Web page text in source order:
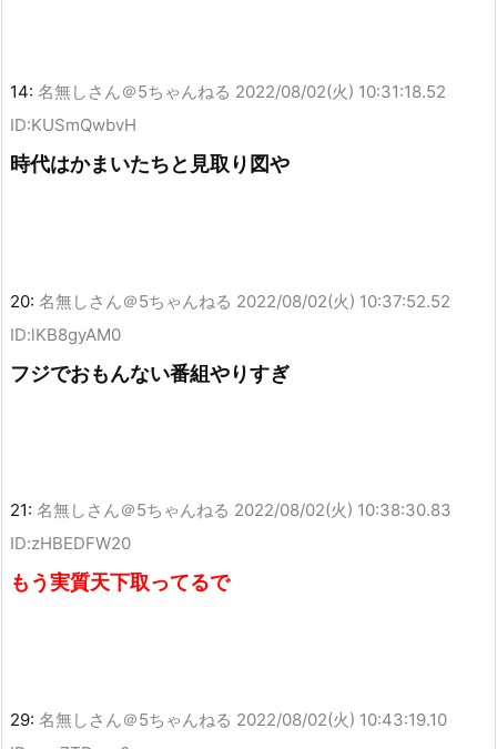
14: 名無しさん＠5ちゃんねる 2022/08/02(火) 10:31:18.52
ID:KUSmQwbvH
時代はかまいたちと見取り図や
20: 名無しさん＠5ちゃんねる 2022/08/02(火) 10:37:52.52
ID:lKB8gyAM0
フジでおもんない番組やりすぎ
21: 名無しさん＠5ちゃんねる 2022/08/02(火) 10:38:30.83
ID:zHBEDFW20
もう実質天下取ってるで
29: 名無しさん＠5ちゃんねる 2022/08/02(火) 10:43:19.10